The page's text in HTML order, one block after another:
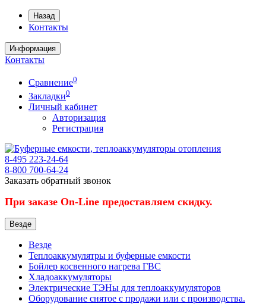
Назад
Контакты
Информация
Контакты
Сравнение0
Закладки0
Личный кабинет
Авторизация
Регистрация
8-495 223-24-64
8-800 700-64-24
Заказать обратный звонок
При заказе On-Line предоставляем скидку.
Везде
Везде
Теплоаккумулятры и буферные емкости
Бойлер косвенного нагрева ГВС
Хладоаккумуляторы
Электрические ТЭНы для теплоаккумуляторов
Оборудование снятое с продажи или с производства.